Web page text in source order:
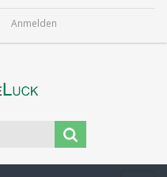
Anmelden